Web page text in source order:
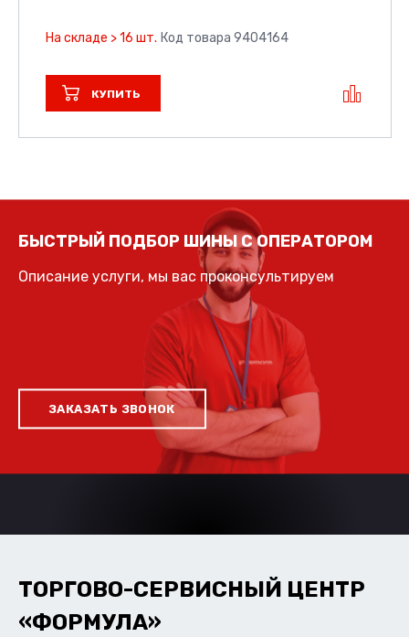
На складе > 16 шт. Код товара 9404164
КУПИТЬ
БЫСТРЫЙ ПОДБОР ШИНЫ С ОПЕРАТОРОМ
Описание услуги, мы вас проконсультируем
ЗАКАЗАТЬ ЗВОНОК
ТОРГОВО-СЕРВИСНЫЙ ЦЕНТР
«ФОРМУЛА»